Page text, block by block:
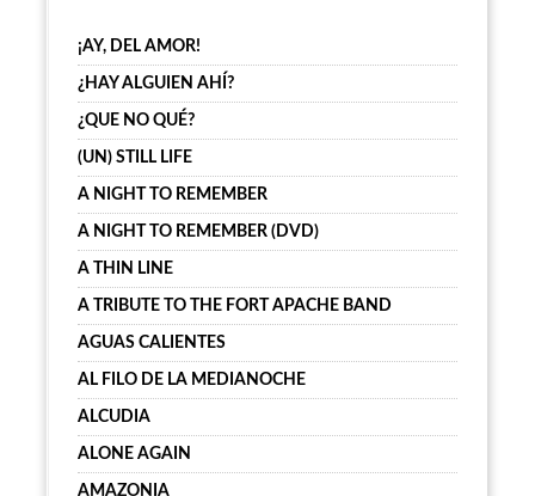
¡AY, DEL AMOR!
¿HAY ALGUIEN AHÍ?
¿QUE NO QUÉ?
(UN) STILL LIFE
A NIGHT TO REMEMBER
A NIGHT TO REMEMBER (DVD)
A THIN LINE
A TRIBUTE TO THE FORT APACHE BAND
AGUAS CALIENTES
AL FILO DE LA MEDIANOCHE
ALCUDIA
ALONE AGAIN
AMAZONIA